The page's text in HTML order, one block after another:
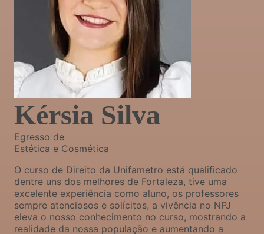
Kérsia Silva
Egresso de
Estética e Cosmética
O curso de Direito da Unifametro está qualificado
dentre uns dos melhores de Fortaleza, tive uma
excelente experiência como aluno, os professores
sempre atenciosos e solícitos, a vivência no NPJ
eleva o nosso conhecimento no curso, mostrando a
realidade da nossa população e aumentando a